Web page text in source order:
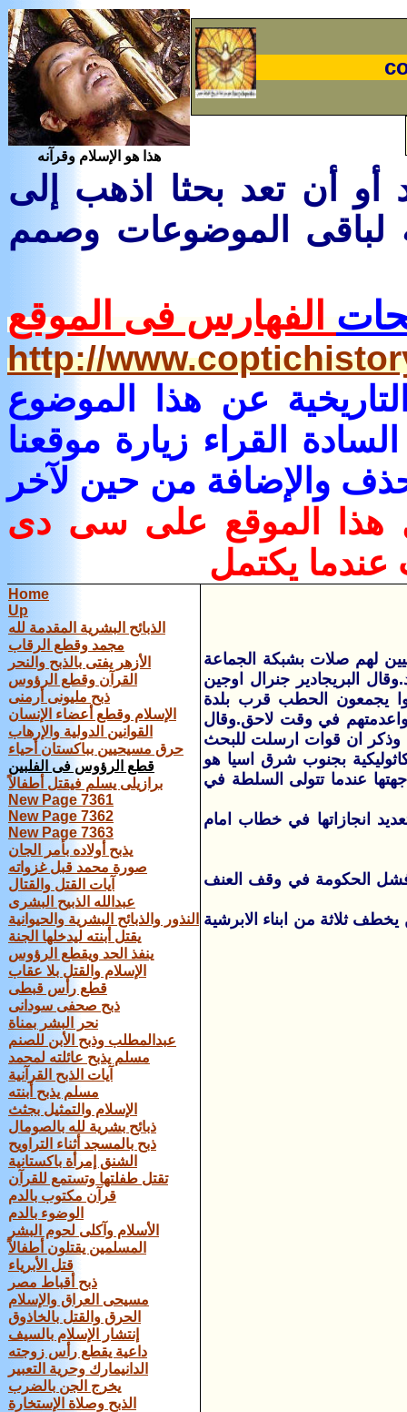
هذا هو الإسلام وقرآنه
أو أن تعد بحثا اذهب إلى
لباقى الموضوعات وصمم
الفهارس فى الموقع
http://
عن هذا الموضوع
القراء زيارة موقعنا
والإضافة من حين لآخر
هذا الموقع على سى دى
عندما يكتمل
Home
Up
الذبائح البشرية المقدمة لله
مجمد وقطع الرقاب
الأزهر يفتى بالذبح والنحر
القرآن وقطع الرؤوس
ذبح مليونى أرمنى
الإسلام وقطع أعضاء الإنسان
القوانين الدولية والإرهاب
حرق مسيحيين بباكستان أحياء
قطع الرؤوس فى الفلبين
برازيلى يسلم فيقتل أطفالاً
New Page 7361
New Page 7362
New Page 7363
يذبح أولاده بأمر الجان
صورة محمد قبل غزواته
آيات القتل والقتال
عبدالله الذبيح البشرى
النذور والذبائح البشرية والحيوانية
يقتل أبنته ليدخلها الجنة
ينفذ الحد ويقطع الرؤوس
الإسلام والقتل بلا عقاب
قطع رأس قبطى
ذبح صحفى سودانى
نحر البشر بمناة
عبدالمطلب وذبح الأبن للصنم
مسلم يذبح عائلته لمحمد
آيات الذبح القرآنية
مسلم يذبح أبنته
الإسلام والتمثيل بجثث
ذبائح بشرية لله بالصومال
ذبح بالمسجد أثناء التراويح
الشنق إمرأة باكستانية
تقتل طفلتها وتستمع للقرآن
قرآن مكتوب بالدم
الوضوء بالدم
الأسلام وآكلى لحوم البشر
المسلمين يقتلون أطفالاً
قتل الأبرياء
ذبح أقباط مصر
مسيحى العراق والإسلام
الحرق والقتل بالخاذوق
إنتشار الإسلام بالسيف
داعية يقطع رأس زوجته
الدانيمارك وحرية التعبير
يخرج الجن بالضرب
الذبح وصلاة الإستخارة
لهم صلات بشبكة الجماعة
البريجادير جنرال اوجين
يجمعون الحطب قرب بلدة
في وقت لاحق.وقال
وذكر ان قوات ارسلت للبحث
بجنوب شرق اسيا هو
عندما تتولى السلطة في
انجازاتها في خطاب امام
فشل الحكومة في وقف العنف
ثلاثة من ابناء الابرشية